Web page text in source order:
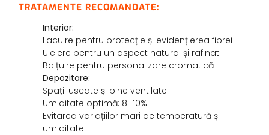
TRATAMENTE RECOMANDATE:
Interior:
Lacuire pentru protecție și evidențierea fibrei
Uleiere pentru un aspect natural și rafinat
Baițuire pentru personalizare cromatică
Depozitare:
Spații uscate și bine ventilate
Umiditate optimă: 8–10%
Evitarea variațiilor mari de temperatură și
umiditate